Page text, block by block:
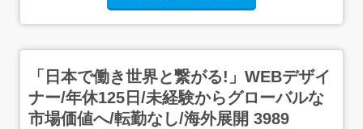
「日本で働き世界と繋がる!」WEBデザイ
ナー/年休125日/未経験からグローバルな
市場価値へ/転勤なし/海外展開 3989